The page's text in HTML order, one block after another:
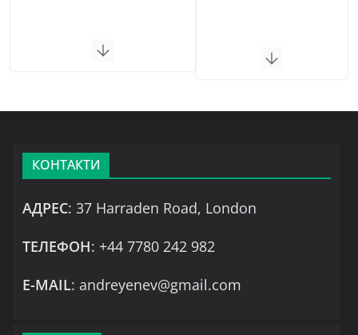
КОНТАКТИ
АДРЕС: 37 Harraden Road, London
ТЕЛЕФОН: +44 7780 242 982
Е-MAIL: andreyenev@gmail.com